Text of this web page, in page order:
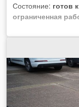
Состояние: готов
ограниченная
Компрессор Atlas
наработка 1192
питание 12,5 кВА,
серийный номер
предохранитель
питания, фильтр
Rbufe Ujk